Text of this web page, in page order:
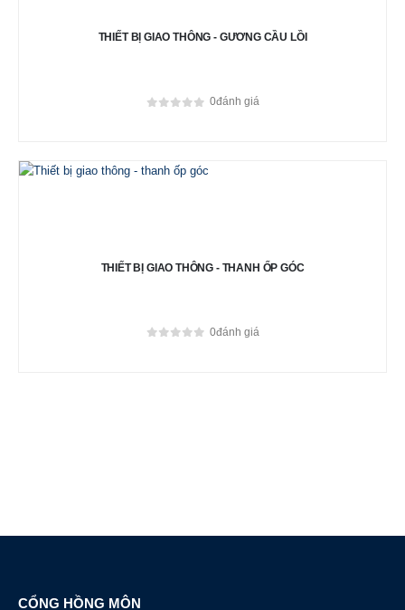
THIẾT BỊ GIAO THÔNG - GƯƠNG CẦU LỒI
0đánh giá
THIẾT BỊ GIAO THÔNG - THANH ỐP GÓC
0đánh giá
CỔNG HỒNG MÔN